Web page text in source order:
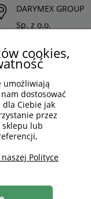
DARYMEX GROUP
Sp. z o.o.
32-620 Brzeszcze
cookies,
umożliwiają
dostosować
dla Ciebie jak
przez
sklepu lub
Polityce